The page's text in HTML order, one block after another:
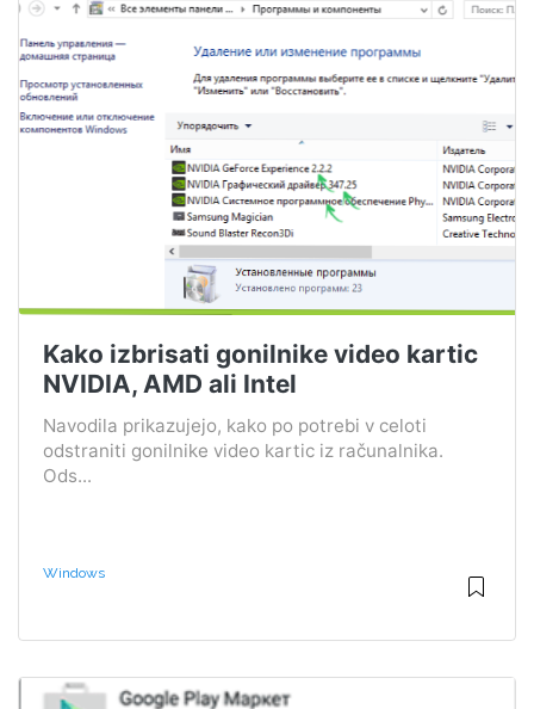
Kako izbrisati gonilnike video kartic
NVIDIA, AMD ali Intel
Navodila prikazujejo, kako po potrebi v celoti
odstraniti gonilnike video kartic iz računalnika.
Ods...
Windows